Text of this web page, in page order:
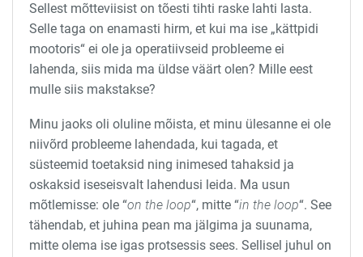
Sellest mõtteviisist on tõesti tihti raske lahti lasta.
Selle taga on enamasti hirm, et kui ma ise „kättpidi
mootoris“ ei ole ja operatiivseid probleeme ei
lahenda, siis mida ma üldse väärt olen? Mille eest
mulle siis makstakse?
Minu jaoks oli oluline mõista, et minu ülesanne ei ole
niivõrd probleeme lahendada, kui tagada, et
süsteemid toetaksid ning inimesed tahaksid ja
oskaksid iseseisvalt lahendusi leida. Ma usun
mõtlemisse: ole “on the loop“, mitte “in the loop“. See
tähendab, et juhina pean ma jälgima ja suunama,
mitte olema ise igas protsessis sees. Sellisel juhul on